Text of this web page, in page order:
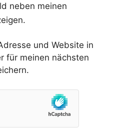
neben meinen
und Website in
für meinen nächsten